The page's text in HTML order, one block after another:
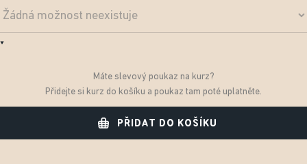
Máte slevový poukaz na kurz?
Přidejte si kurz do košíku a poukaz tam poté uplatněte.
PŘIDAT DO KOŠÍKU